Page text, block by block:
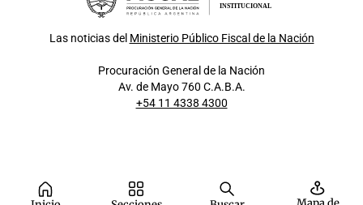
INSTITUCIONAL
Las noticias del Ministerio Público Fiscal de la Nación
Procuración General de la Nación
Av. de Mayo 760 C.A.B.A.
+54 11 4338 4300